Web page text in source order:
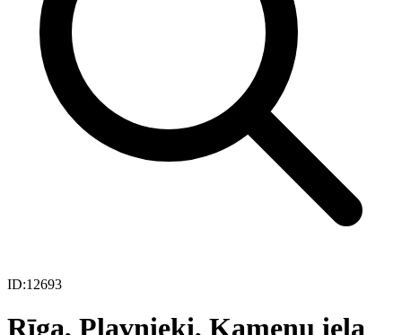
ID:12693
Rīga, Pļavnieki, Kameņu iela